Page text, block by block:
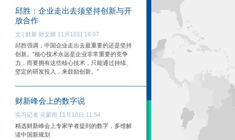
邱胜：企业走出去须坚持创新与开
放合作
文 | 财新 孙文婧 11月10日 18:07
邱胜强调，中国企业走出去最重要的还是坚持
创新。“核心技术永远是企业非常重要的竞争
力，而要拥有这些核心技术，只能通过持续、
坚定的研发投入，来鼓励创新。”
财新峰会上的数字说
实习记者 吴蒙雨 11月10日 11:54
精选财新峰会上专家学者提到的数字，多维解
读中国新规划